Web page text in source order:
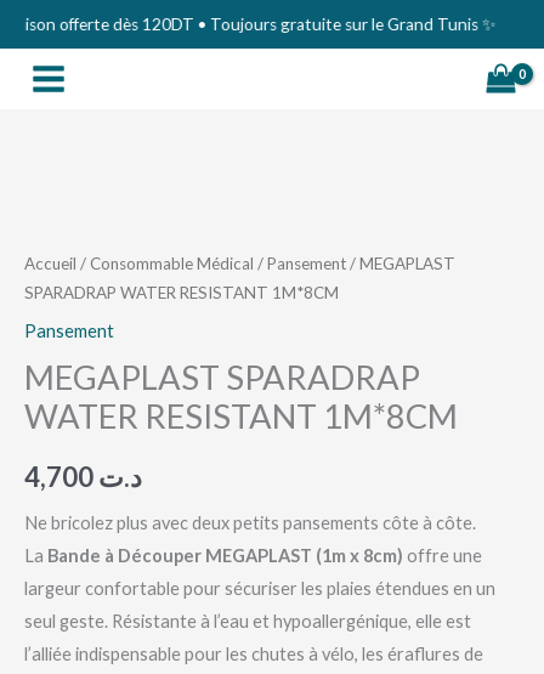
Aller
au
contenu
offerte dès 120DT • Toujours gratuite sur le Grand Tunis ✨
Accueil / Consommable Médical /Pansement/ MEGAPLAST
SPARADRAP WATER RESISTANT 1M*8CM
Pansement
MEGAPLAST SPARADRAP
WATER RESISTANT 1M*8CM
د.ت
Ne bricolez plus avec deux petits pansements côte à côte.
La Bande à Découper MEGAPLAST (1m x 8cm) offre une
largeur confortable pour sécuriser les plaies étendues en un
seul geste. Résistante à l’eau et hypoallergénique, elle est
l’alliée indispensable pour les chutes à vélo, les éraflures de
MEGAPLAST
SPARADRAP
WATER
1M*8CM